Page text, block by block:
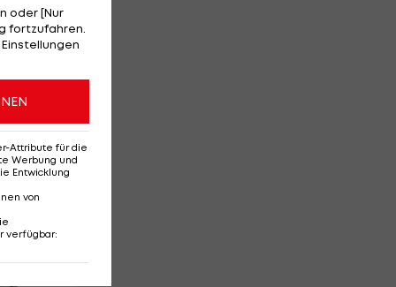
oder [Nur
fortzufahren.
Attribute für die
Werbung und
Entwicklung
von
verfügbar: